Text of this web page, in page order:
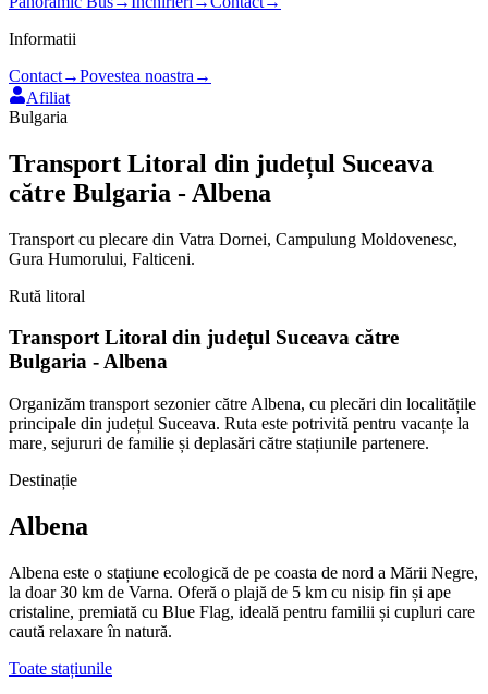
Informatii
Contact→Povestea noastra →
Afiliat
Bulgaria
Transport Litoral din județul Suceava
către Bulgaria - Albena
Transport cu plecare din Vatra Dornei, Campulung Moldovenesc,
Gura Humorului, Falticeni.
Rută litoral
Transport Litoral din județul Suceava către
Bulgaria -Albena
Organizăm transport sezonier către Albena, cu plecări din localitățile
principale din județul Suceava. Ruta este potrivită pentru vacanțe la
mare, sejururi de familie și deplasări către stațiunile partenere.
Destinație
Albena
Albena este o stațiune ecologică de pe coasta de nord a Mării Negre,
la doar 30 km de Varna. Oferă o plajă de 5 km cu nisip fin și ape
cristaline, premiată cu Blue Flag, ideală pentru familii și cupluri care
caută relaxare în natură.
Toate stațiunile